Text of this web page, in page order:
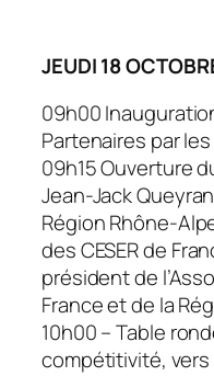
JEUDI 18
09h00
Partenaires par
09h15 Ouverture
Jean-Jack
Région Rhône-
des CESER de
président de
France et de la
10h00 – Table
compétitivité,